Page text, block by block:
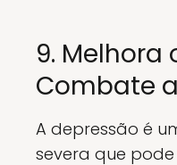
9. Melhora
Combate
A depressão é
severa que